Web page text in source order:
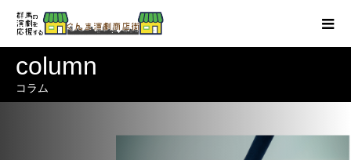
column
コラム